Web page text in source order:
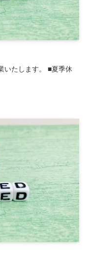
いたします。 ■夏季休